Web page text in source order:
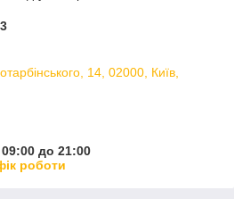
14, 02000, Київ,
до 21:00
роботи